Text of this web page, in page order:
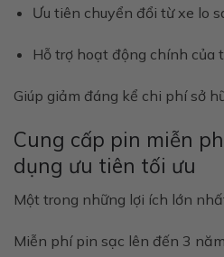
Ưu tiên chuyển đổi từ xe lo
Hỗ trợ hoạt động chính của
Giúp giảm đáng kể chi phí sở
Cung cấp pin miễn
dụng ưu tiên tối ưu
Một trong những lợi ích lớn
Miễn phí pin sạc lên đến 3 năm